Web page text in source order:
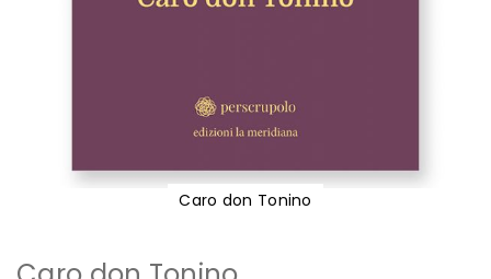
Caro don Tonino
all'inizio